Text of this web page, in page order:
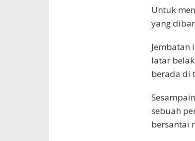
Untuk
yang
Jembatan
latar
berada di
sebuah
bersantai